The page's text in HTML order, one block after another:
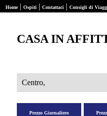
Home| Ospiti | Contattaci | Consigli di
CASA IN
Centro,
Prezzo Giornaliero